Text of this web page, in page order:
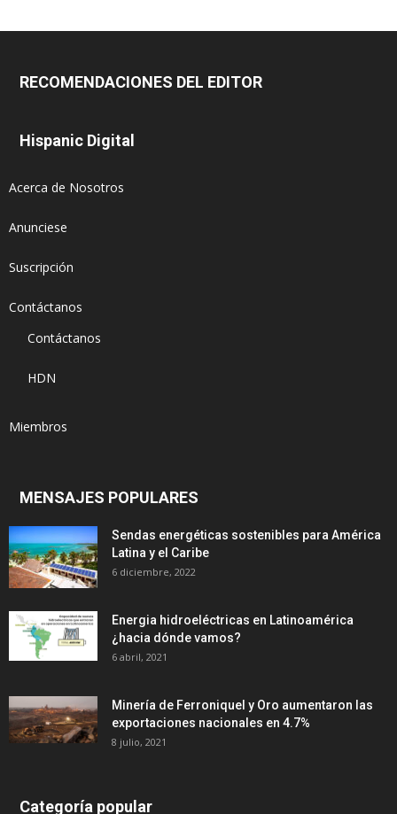
RECOMENDACIONES DEL EDITOR
Hispanic Digital
Acerca de Nosotros
Anunciese
Suscripción
Contáctanos
Contáctanos
HDN
Miembros
MENSAJES POPULARES
Sendas energéticas sostenibles para América
Latina y el Caribe
6 diciembre, 2022
Energia hidroeléctricas en Latinoamérica
¿hacia dónde vamos?
6 abril, 2021
Minería de Ferroniquel y Oro aumentaron las
exportaciones nacionales en 4.7%
8 julio, 2021
Categoría popular